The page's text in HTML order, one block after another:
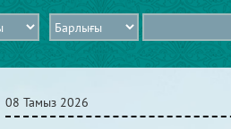
08 Тамыз 2026